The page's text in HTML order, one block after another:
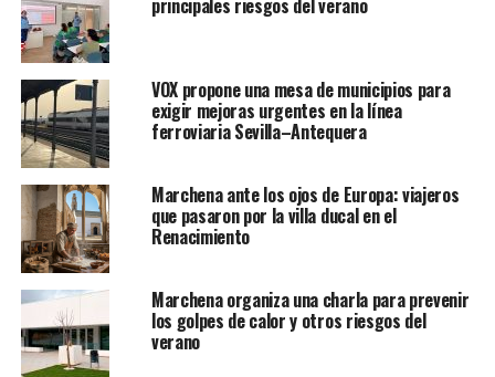
principales riesgos del verano
VOX propone una mesa de municipios para
exigir mejoras urgentes en la línea
ferroviaria Sevilla–Antequera
Marchena ante los ojos de Europa: viajeros
que pasaron por la villa ducal en el
Renacimiento
Marchena organiza una charla para prevenir
los golpes de calor y otros riesgos del
verano